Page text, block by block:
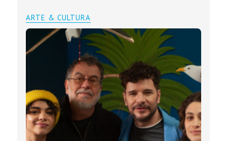
ARTE & CULTURA